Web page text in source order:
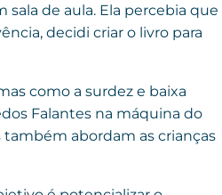
sala de aula. Ela percebia que
decidi criar o livro para
como a surdez e baixa
Falantes na máquina do
abordam as crianças